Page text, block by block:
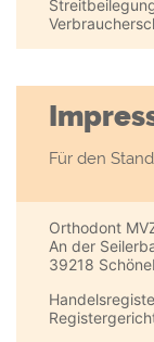
Für den
Orthodont
An der
39218